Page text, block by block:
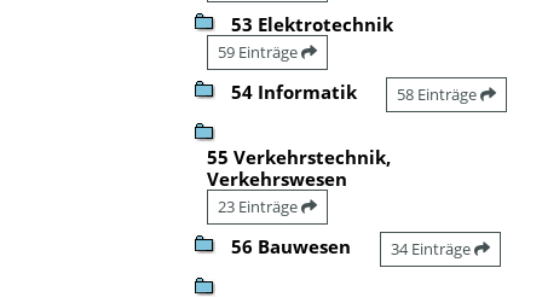
53 Elektrotechnik
59 Einträge
54 Informatik 58 Einträge
55 Verkehrstechnik,
Verkehrswesen
23 Einträge
56 Bauwesen 34 Einträge